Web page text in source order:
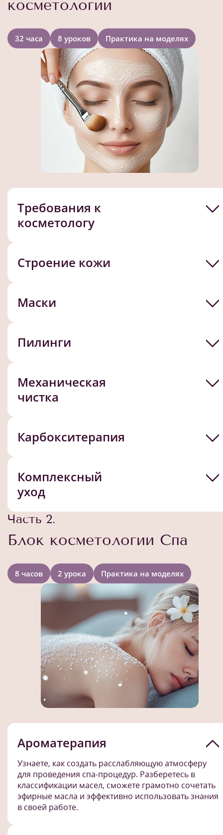
косметологии
32 часа 8 уроков Практика на моделях
Требования к
косметологу
Строение кожи
Маски
Пилинги
Механическая
чистка
Карбокситерапия
Комплексный
уход
Часть 2.
Блок косметологии Спа
8 часов 2 урока Практика на моделях
Ароматерапия
Узнаете, как создать расслабляющую атмосферу
для проведения спа-процедур. Разберетесь в
классификации масел, сможете грамотно сочетать
эфирные масла и эффективно использовать знания
в своей работе.